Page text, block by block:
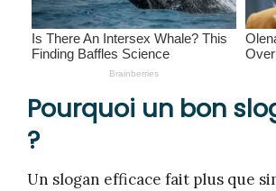
Pourquoi un bon
?
Un slogan efficace fait plus que